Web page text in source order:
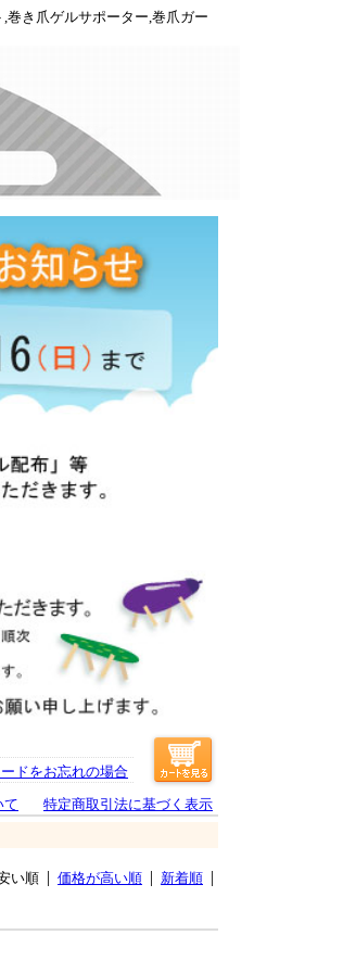
巻き爪ゲルサポーター,巻爪ガー
ドをお忘れの場合
て 特定商取引法に基づく表示
い順 価格が高い順 新着順